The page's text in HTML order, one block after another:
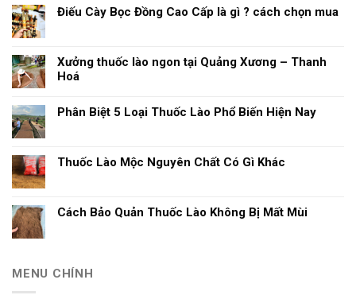
Điếu Cày Bọc Đồng Cao Cấp là gì ? cách chọn mua
Xưởng thuốc lào ngon tại Quảng Xương – Thanh
Hoá
Phân Biệt 5 Loại Thuốc Lào Phổ Biến Hiện Nay
Thuốc Lào Mộc Nguyên Chất Có Gì Khác
Cách Bảo Quản Thuốc Lào Không Bị Mất Mùi
MENU CHÍNH